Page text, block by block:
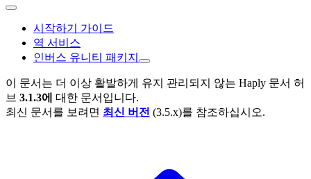
시작하기 가이드
역 서비스
인버스 유니티 패키지
이 문서는 더 이상 활발하게 유지 관리되지 않는 Haply 문서 허
브 3.1.3에 대한 문서입니다.
최신 문서를 보려면 최신 버전 (3.5.x)를 참조하십시오.